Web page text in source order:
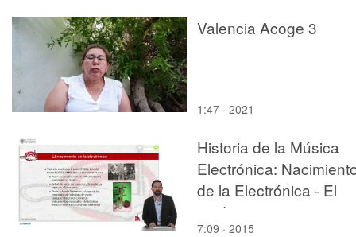
Valencia Acoge 3
1:47 · 2021
Historia de la Música
Electrónica:
de la Electrónica - El
triodo
7:09 · 2015